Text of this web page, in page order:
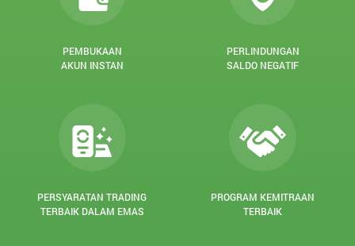
PEMBUKAAN
AKUN INSTAN
PERLINDUNGAN
SALDO NEGATIF
PERSYARATAN TRADING
TERBAIK DALAM EMAS
PROGRAM KEMITRAAN
TERBAIK